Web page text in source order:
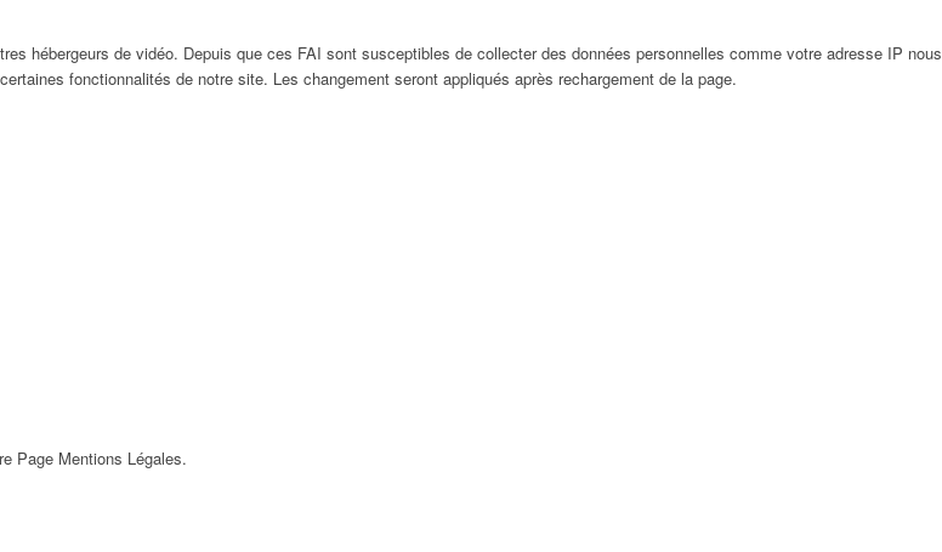
hébergeurs de vidéo. Depuis que ces FAI sont susceptibles de collecter des données personnelles comme votre adresse IP nous
fonctionnalités de notre site. Les changement seront appliqués après rechargement de la page.
Page Mentions Légales.